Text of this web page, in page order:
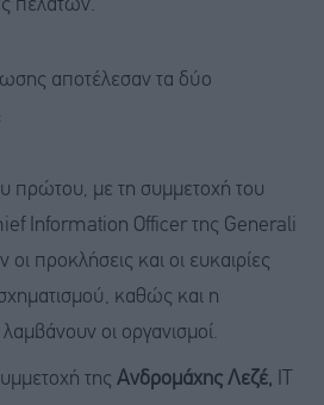
πελατών.
αποτέλεσαν τα δύο
πρώτου, με τη συμμετοχή του
Information Officer της Generali
προκλήσεις και οι ευκαιρίες
καθώς και η
οι οργανισμοί.
της Aνδρομάχης Λεζέ,